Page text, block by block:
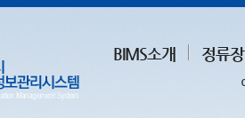
BIMS소개 정류